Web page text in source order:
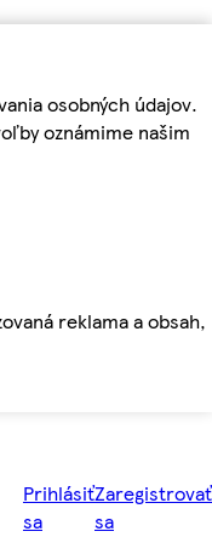
osobných údajov.
oznámime našim
reklama a obsah,
Prihlásiť
sa
Zaregistrovať
sa